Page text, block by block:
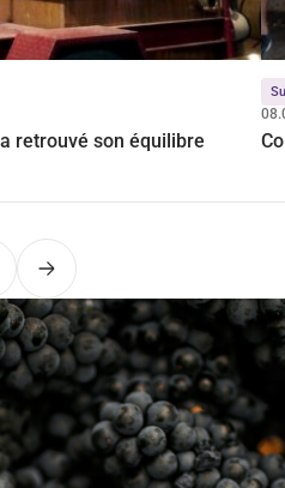
retrouvé son équilibre
Suivant